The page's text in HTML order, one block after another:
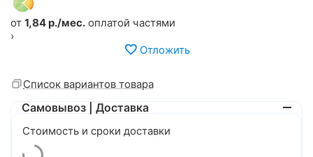
от 1,84 р./мес. оплатой частями
›
Отложить
Список вариантов товара
Самовывоз | Доставка
Стоимость и сроки доставки